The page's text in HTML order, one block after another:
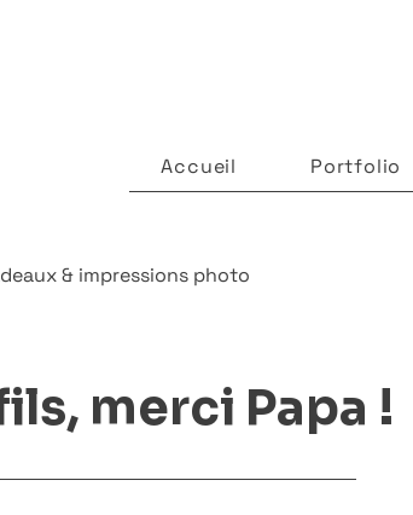
Accueil Portfolio
& impressions photo
merci Papa !